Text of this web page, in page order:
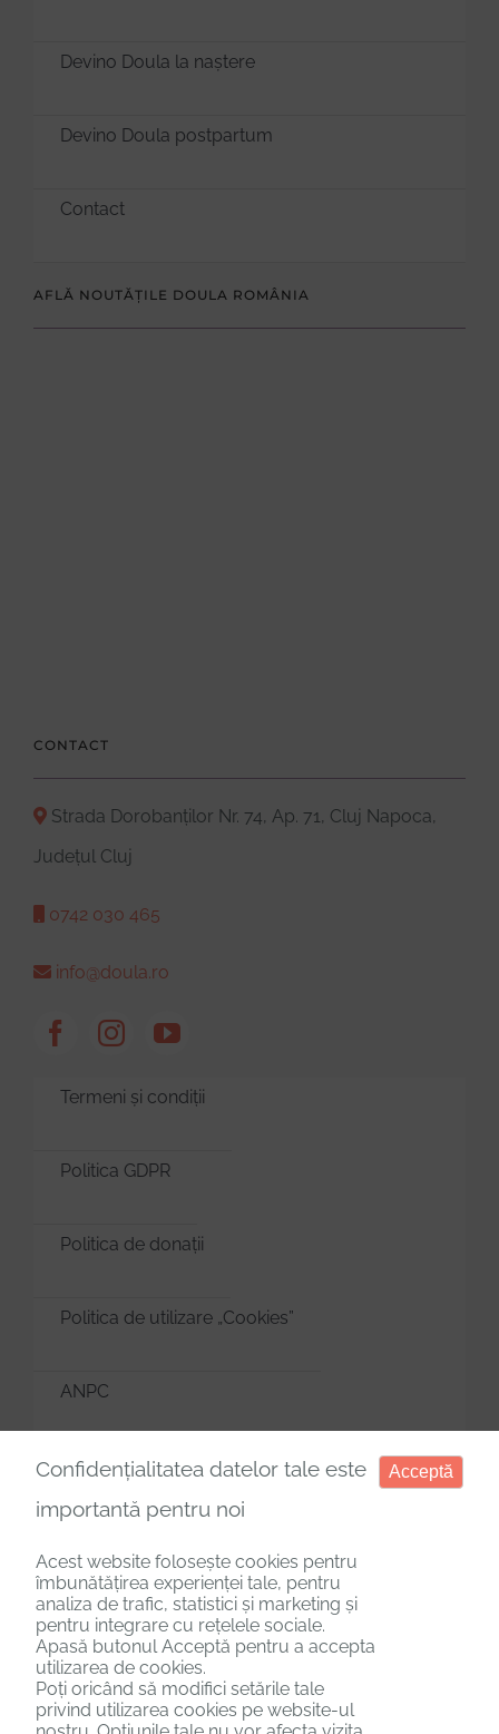
Devino Doula la naștere
Devino Doula postpartum
Contact
AFLĂ NOUTĂȚILE DOULA ROMÂNIA
CONTACT
Strada Dorobanților Nr. 74, Ap. 71, Cluj Napoca,
Județul Cluj
0742 030 465
info@doula.ro
Termeni și condiții
Politica GDPR
Politica de donații
Politica de utilizare „Cookies”
ANPC
Manager de cookies
Copyright © 2025. Toate drepturile rezervate.
Confidențialitatea datelor tale este
importantă pentru noi
Acest website folosește cookies pentru
îmbunătățirea experienței tale, pentru
analiza de trafic, statistici și marketing și
pentru integrare cu rețelele sociale.
Apasă butonul Acceptă pentru a accepta
utilizarea de cookies.
Poți oricând să modifici setările tale
privind utilizarea cookies pe website-ul
Acceptă